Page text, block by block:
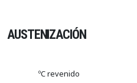
AUSTENIZACIÓN
ºC revenido